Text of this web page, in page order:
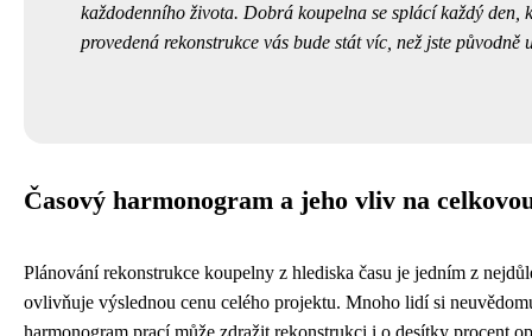
každodenního života. Dobrá koupelna se splácí každý den,
provedená rekonstrukce vás bude stát víc, než jste původně
Časový harmonogram a jeho vliv na
Plánování rekonstrukce koupelny z hlediska času je jedním z
ovlivňuje výslednou cenu celého projektu. Mnoho lidí si
harmonogram prací může zdražit rekonstrukci i o desítky procent